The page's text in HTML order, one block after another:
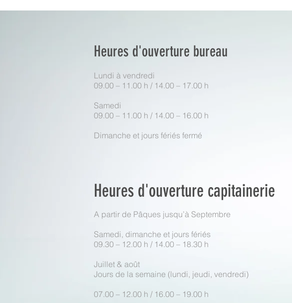
Heures d'ouverture bureau
Lundi à vendredi
09.00 – 11.00 h / 14.00 – 17.00 h
Samedi
09.00 – 11.00 h / 14.00 – 16.00 h
Dimanche et jours fériés fermé
Heures d'ouverture capitainerie
A partir de Pâques jusqu’à Septembre
Samedi, dimanche et jours fériés
09.30 – 12.00 h / 14.00 – 18.30 h
Juillet & août
Jours de la semaine (lundi, jeudi, vendredi)
07.00 – 12.00 h / 16.00 – 19.00 h